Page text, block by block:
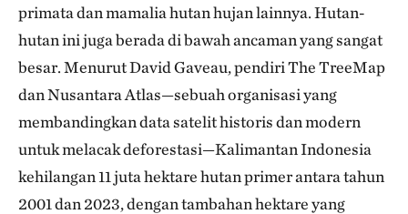
primata dan mamalia hutan hujan lainnya. Hutan-
hutan ini juga berada di bawah ancaman yang sangat
besar. Menurut David Gaveau, pendiri The TreeMap
dan Nusantara Atlas—sebuah organisasi yang
membandingkan data satelit historis dan modern
untuk melacak deforestasi—Kalimantan Indonesia
kehilangan 11 juta hektare hutan primer antara tahun
2001 dan 2023, dengan tambahan hektare yang